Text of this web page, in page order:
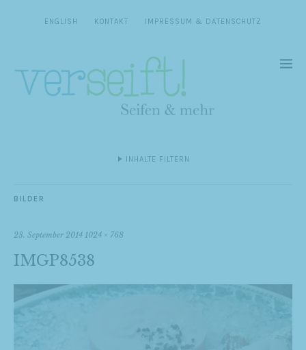
ENGLISH KONTAKT IMPRESSUM & DATENSCHUTZ
INHALTE FILTERN
BILDER
23. September 2014 1024 × 768
IMGP8538